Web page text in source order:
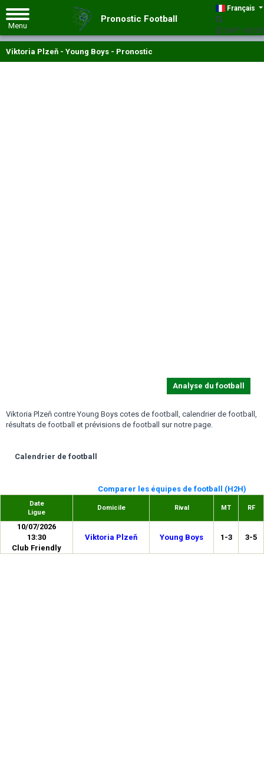
Français
GMT +00:00
Pronostic Football
Viktoria Plzeň - Young Boys - Pronostic
Analyse du football
Viktoria Plzeň contre Young Boys cotes de football, calendrier de football,
résultats de football et prévisions de football sur notre page.
Calendrier de football
Comparer les équipes de football (H2H)
Date
Ligue
Domicile Rival MT RF
10/07/2026
13:30
Club Friendly
Viktoria Plzeň Young Boys 1-3 3-5